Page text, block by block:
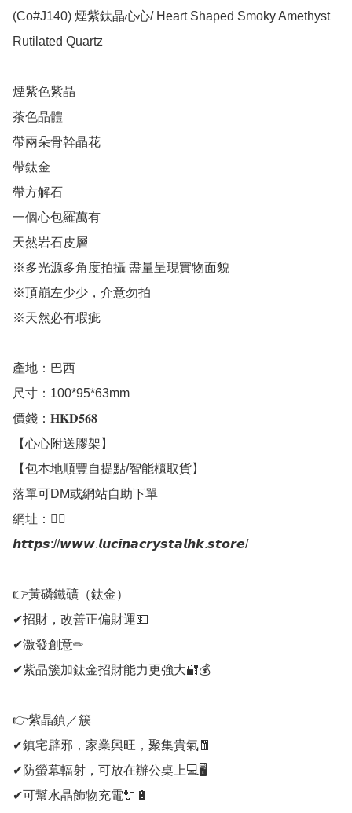
(Co#J140) 煙紫鈦晶心心/ Heart Shaped Smoky Amethyst
Rutilated Quartz
煙紫色紫晶
茶色晶體
帶兩朵骨幹晶花
帶鈦金
帶方解石
一個心包羅萬有
天然岩石皮層
※多光源多角度拍攝 盡量呈現實物面貌
※頂崩左少少，介意勿拍
※天然必有瑕疵
產地：巴西
尺寸：100*95*63mm
價錢：𝐇𝐊𝐃𝟓𝟔𝟖
【心心附送膠架】
【包本地順豐自提點/智能櫃取貨】
落單可DM或網站自助下單
網址：👇🏻
𝙝𝙩𝙩𝙥𝙨://𝙬𝙬𝙬.𝙡𝙪𝙘𝙞𝙣𝙖𝙘𝙧𝙮𝙨𝙩𝙖𝙡𝙝𝙠.𝙨𝙩𝙤𝙧𝙚/
👉黃磷鐵礦（鈦金）
✔招財，改善正偏財運💵
✔激發創意✏
✔紫晶簇加鈦金招財能力更強大🔐💰
👉紫晶鎮／簇
✔鎮宅辟邪，家業興旺，聚集貴氣🧧
✔防螢幕輻射，可放在辦公桌上💻🖥
✔可幫水晶飾物充電🔌🔋